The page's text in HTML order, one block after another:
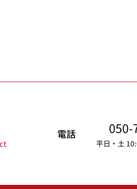
電話 050-
平日・土